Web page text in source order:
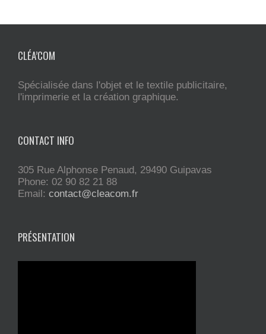
CLÉA’COM
Spécialisée dans l'objet et le textile publicitaire,
l'imprimerie et la création graphique.
CONTACT INFO
305 Rue Alphonse Penaud, 29490 Guipavas
Phone: 02 90 82 21 88
Email: contact@cleacom.fr
PRÉSENTATION